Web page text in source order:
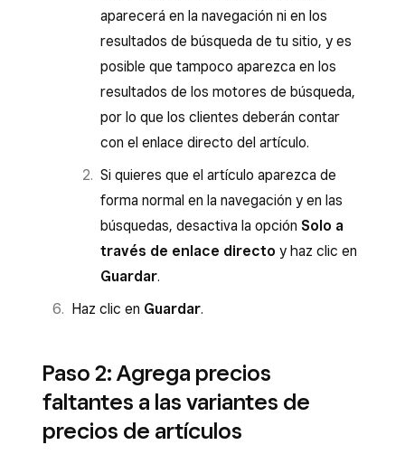
aparecerá en la navegación ni en los
resultados de búsqueda de tu sitio, y es
posible que tampoco aparezca en los
resultados de los motores de búsqueda,
por lo que los clientes deberán contar
con el enlace directo del artículo.
Si quieres que el artículo aparezca de
forma normal en la navegación y en las
búsquedas, desactiva la opción Solo a
través de enlace directo y haz clic en
Guardar.
Haz clic en Guardar.
Paso 2: Agrega precios
faltantes a las variantes de
precios de artículos